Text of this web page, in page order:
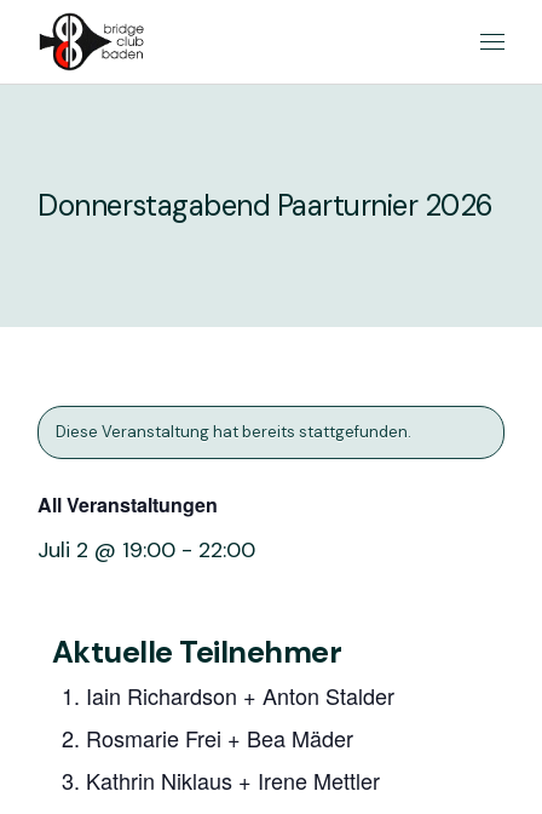
content
Donnerstagabend Paarturnier 2026
Diese Veranstaltung hat bereits stattgefunden.
All Veranstaltungen
Juli 2 @ 19:00 - 22:00
Aktuelle Teilnehmer
1. Iain Richardson + Anton Stalder
2. Rosmarie Frei + Bea Mäder
3. Kathrin Niklaus + Irene Mettler